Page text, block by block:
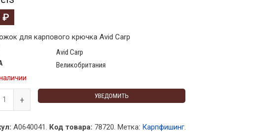
₽
для карпового крючка Avid Carp
Avid Carp
Великобритания
УВЕДОМИТЬ
A0640041. Код товара: 78720. Метка: Карпфишинг.